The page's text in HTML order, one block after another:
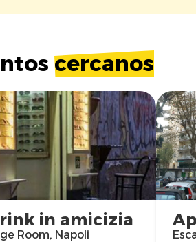
cercanos
in amicizia
Room, Napoli